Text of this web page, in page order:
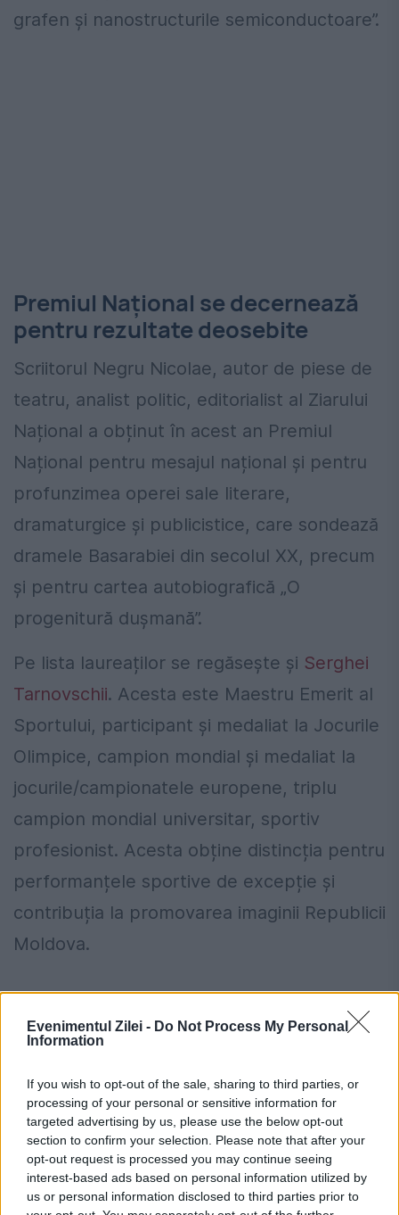
Evenimentul Zilei - Do Not Process My Personal
Information
If you wish to opt-out of the sale, sharing to third parties, or
processing of your personal or sensitive information for
targeted advertising by us, please use the below opt-out
section to confirm your selection. Please note that after your
opt-out request is processed you may continue seeing
interest-based ads based on personal information utilized by
us or personal information disclosed to third parties prior to
grafen și nanostructurile semiconductoare”.
Premiul Național se decernează
pentru rezultate deosebite
Scriitorul Negru Nicolae, autor de piese de
teatru, analist politic, editorialist al Ziarului
Național a obținut în acest an Premiul
Național pentru mesajul național și pentru
profunzimea operei sale literare,
dramaturgice și publicistice, care sondează
dramele Basarabiei din secolul XX, precum
și pentru cartea autobiografică „O
progenitură dușmană”.
Pe lista laureaților se regăsește și Serghei
Tarnovschii. Acesta este Maestru Emerit al
Sportului, participant și medaliat la Jocurile
Olimpice, campion mondial și medaliat la
jocurile/campionatele europene, triplu
campion mondial universitar, sportiv
profesionist. Acesta obține distincția pentru
performanțele sportive de excepție și
contribuția la promovarea imaginii Republicii
Moldova.